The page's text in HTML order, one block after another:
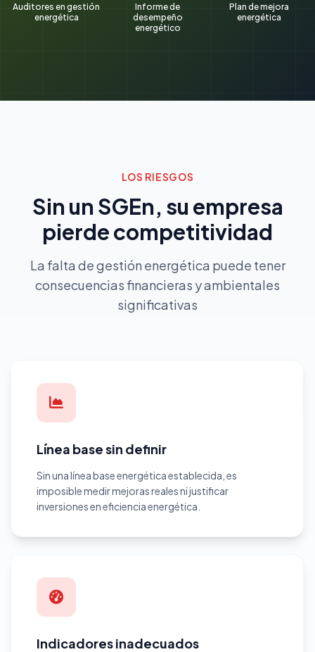
Auditores en gestión
energética
Informe de
desempeño
energético
Plan de mejora
energética
LOS RIESGOS
Sin un SGEn, su empresa
pierde competitividad
La falta de gestión energética puede tener
consecuencias financieras y ambientales
significativas
Línea base sin definir
Sin una línea base energética establecida, es
imposible medir mejoras reales ni justificar
inversiones en eficiencia energética.
Indicadores inadecuados